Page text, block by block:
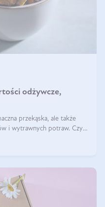
odżywcze,
przekąska, ale także
i wytrawnych potraw. Czy